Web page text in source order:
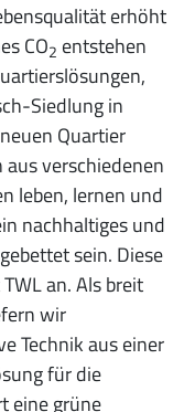
erhöht
CO2 entstehen
Siedlung in
Quartier
verschiedenen
leben, lernen und
nachhaltiges und
sein. Diese
an. Als breit
wir
Technik aus einer
für die
eine grüne